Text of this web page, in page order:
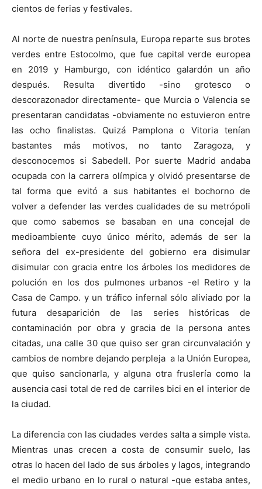
cientos de ferias y festivales.
Al norte de nuestra península, Europa reparte sus brotes
verdes entre Estocolmo, que fue capital verde europea
en 2019 y Hamburgo, con idéntico galardón un año
después. Resulta divertido -sino grotesco o
descorazonador directamente- que Murcia o Valencia se
presentaran candidatas -obviamente no estuvieron entre
las ocho finalistas. Quizá Pamplona o Vitoria tenían
bastantes más motivos, no tanto Zaragoza, y
desconocemos si Sabedell. Por suerte Madrid andaba
ocupada con la carrera olímpica y olvidó presentarse de
tal forma que evitó a sus habitantes el bochorno de
volver a defender las verdes cualidades de su metrópoli
que como sabemos se basaban en una concejal de
medioambiente cuyo único mérito, además de ser la
señora del ex-presidente del gobierno era disimular
disimular con gracia entre los árboles los medidores de
polución en los dos pulmones urbanos -el Retiro y la
Casa de Campo. y un tráfico infernal sólo aliviado por la
futura desaparición de las series históricas de
contaminación por obra y gracia de la persona antes
citadas, una calle 30 que quiso ser gran circunvalación y
cambios de nombre dejando perpleja a la Unión Europea,
que quiso sancionarla, y alguna otra fruslería como la
ausencia casi total de red de carriles bici en el interior de
la ciudad.
La diferencia con las ciudades verdes salta a simple vista.
Mientras unas crecen a costa de consumir suelo, las
otras lo hacen del lado de sus árboles y lagos, integrando
el medio urbano en lo rural o natural -que estaba antes,